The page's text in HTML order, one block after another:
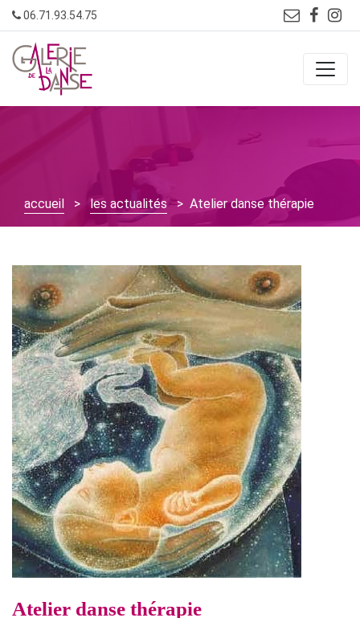
Skip
to
content
06.71.93.54.75
accueil > les actualités > Atelier danse thérapie
Atelier danse thérapie